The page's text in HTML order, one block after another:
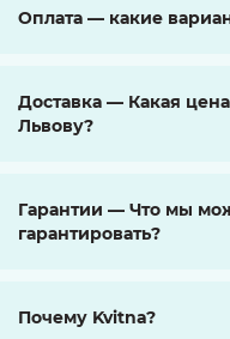
Оплата — какие
Доставка — Какая
Львову?
Гарантии — Что мы
гарантировать?
Почему Kvitna?